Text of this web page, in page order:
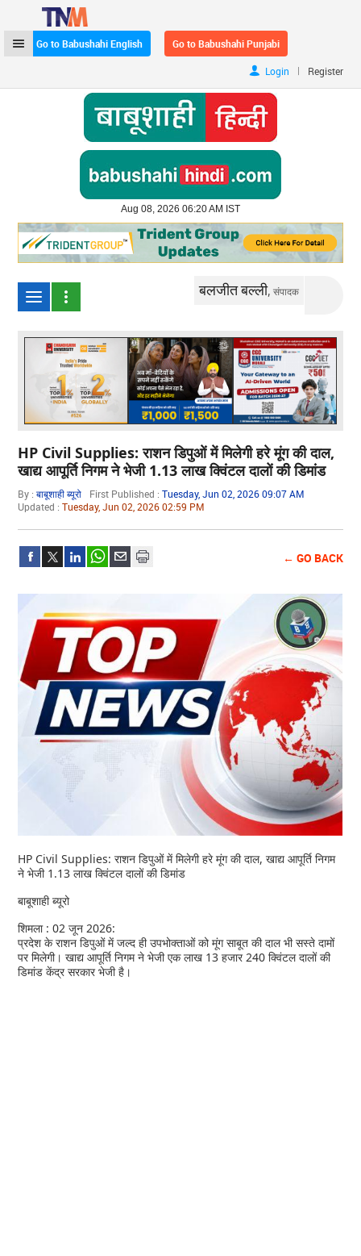
Go to Babushahi English Go to Babushahi Punjabi
Login | Register
Aug 08, 2026 06:20 AM IST
बलजीत बल्ली,संपादक
HP Civil Supplies: राशन डिपुओं में मिलेगी हरे मूंग की दाल,
खाद्य आपूर्ति निगम ने भेजी 1.13 लाख क्विंटल दालों की डिमांड
By :बाबूशाही ब्यूरो First Published :Tuesday, Jun 02, 2026 09:07 AM
Updated :Tuesday, Jun 02, 2026 02:59 PM
← GO BACK
HP Civil Supplies: राशन डिपुओं में मिलेगी हरे मूंग की दाल, खाद्य आपूर्ति निगम
ने भेजी 1.13 लाख क्विंटल दालों की डिमांड
बाबूशाही ब्यूरो
शिमला : 02 जून 2026:
प्रदेश के राशन डिपुओं में जल्द ही उपभोक्ताओं को मूंग साबूत की दाल भी सस्ते दामों
पर मिलेगी। खाद्य आपूर्ति निगम ने भेजी एक लाख 13 हजार 240 क्विंटल दालों की
डिमांड केंद्र सरकार भेजी है।